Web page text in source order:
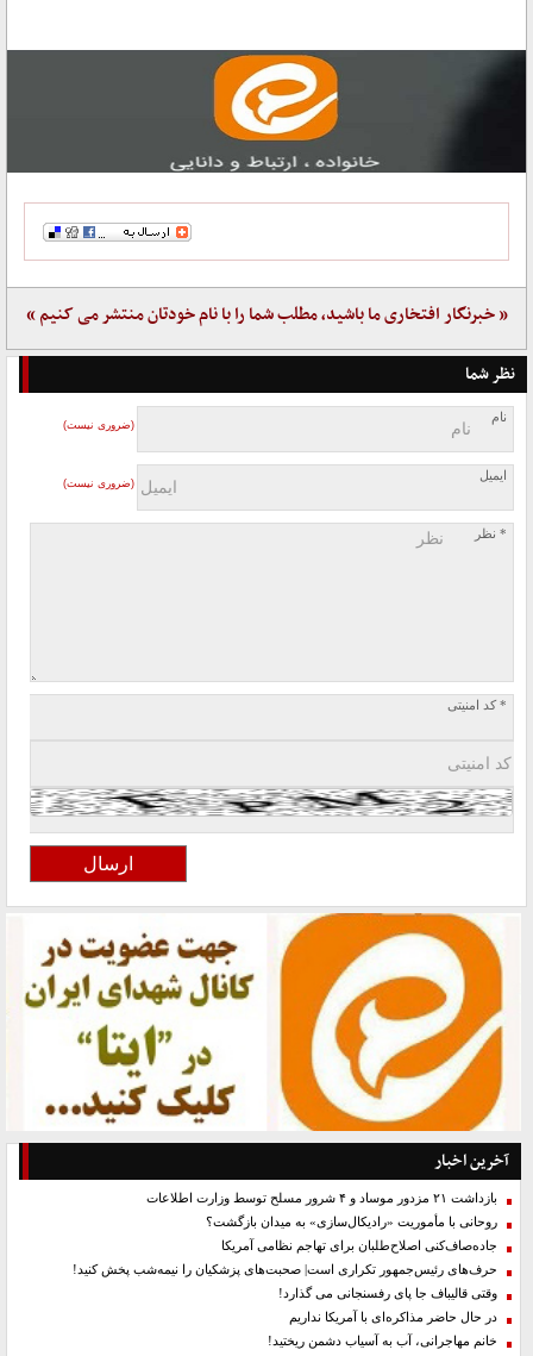
« خبرنگار افتخاری ما باشید، مطلب شما را با نام خودتان منتشر می کنیم »
نظر شما
نام
(ضروری نیست)
ایمیل
(ضروری نیست)
* نظر
* کد امنیتی
آخرین اخبار
بازداشت ۲۱ مزدور موساد و ۴ شرور مسلح توسط وزارت اطلاعات
روحانی با مأموریت «رادیکال‌سازی» به میدان بازگشت؟
جاده‌صاف‌کنی اصلاح‌طلبان برای تهاجم نظامی آمریکا
حرف‌های رئیس‌جمهور تکراری است| صحبت‌های پزشکیان را نیمه‌شب پخش کنید!
وقتی قالیباف جا پای رفسنجانی می گذارد!
در حال حاضر مذاکره‌ای با آمریکا نداریم
خانم مهاجرانی، آب به آسیاب دشمن ریختید!